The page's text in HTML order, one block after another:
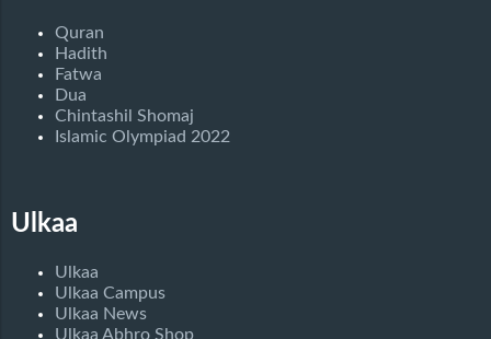
Quran
Hadith
Fatwa
Dua
Chintashil Shomaj
Islamic Olympiad 2022
Ulkaa
Ulkaa
Ulkaa Campus
Ulkaa News
Ulkaa Abhro Shop